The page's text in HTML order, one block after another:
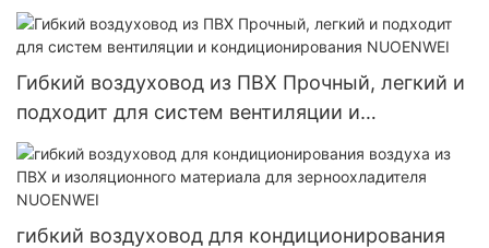
специального кондиционера NUOENWEI
Гибкий воздуховод из ПВХ Прочный, легкий и
подходит для систем вентиляции и
кондиционирования NUOENWEI
гибкий воздуховод для кондиционирования